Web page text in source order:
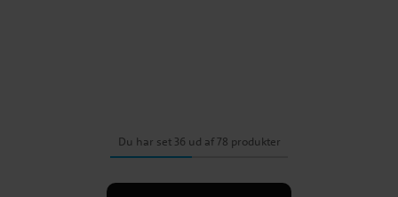
Du har set 36 ud af 78 produkter